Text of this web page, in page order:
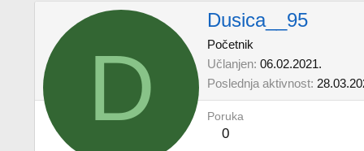
D
Dusica__95
Početnik
Učlanjen 06.02.2021.
Poslednja aktivnost
Poruka
0